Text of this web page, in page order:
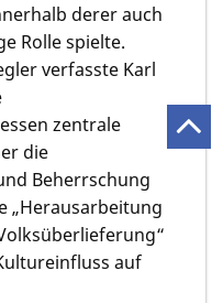
derer auch
Rolle spielte.
verfasste Karl
zentrale
die
Beherrschung
„Herausarbeitung
auf